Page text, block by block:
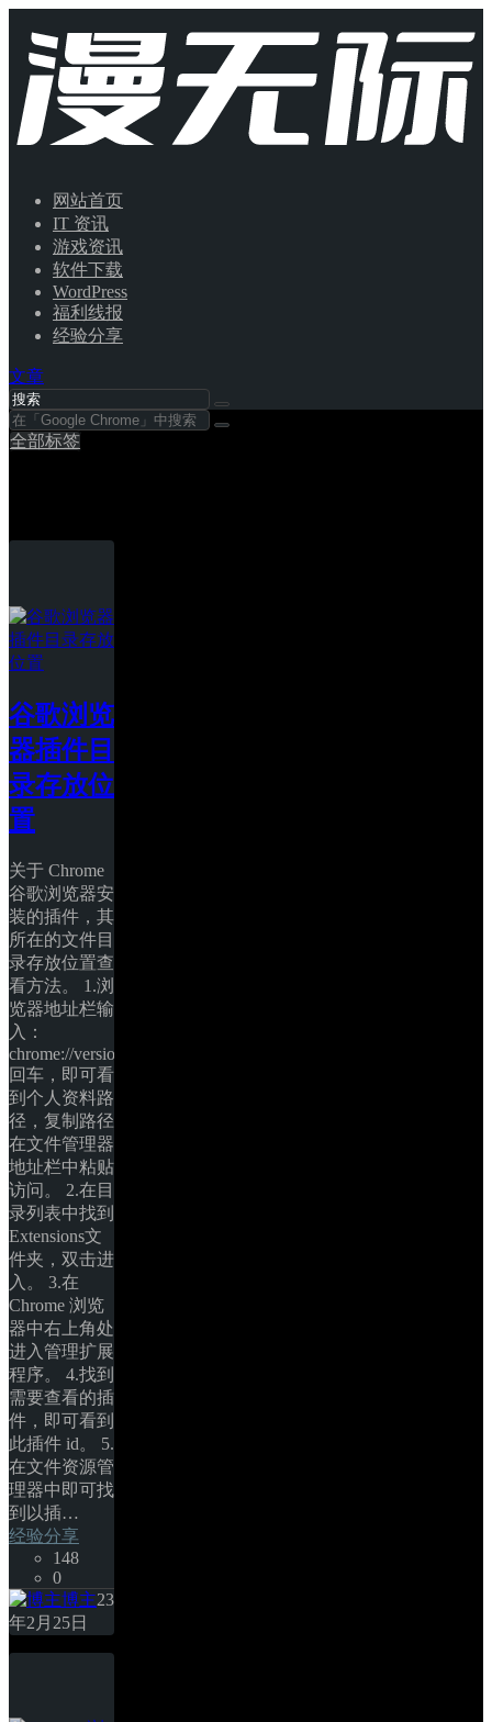
网站首页
IT 资讯
游戏资讯
软件下载
WordPress
福利线报
经验分享
文章
全部标签
谷歌浏览
器插件目
录存放位
置
关于 Chrome
谷歌浏览器安
装的插件，其
所在的文件目
录存放位置查
看方法。 1.浏
览器地址栏输
入：
chrome://version
回车，即可看
到个人资料路
径，复制路径
在文件管理器
地址栏中粘贴
访问。 2.在目
录列表中找到
Extensions文
件夹，双击进
入。 3.在
Chrome 浏览
器中右上角处
进入管理扩展
程序。 4.找到
需要查看的插
件，即可看到
此插件 id。 5.
在文件资源管
理器中即可找
到以插…
经验分享
148
0
博主23
年2月25日